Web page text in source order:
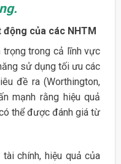
động của các NHTM
trọng trong cả lĩnh vực
sử dụng tối ưu các
đề ra (Worthington,
mạnh rằng hiệu quả
thể được đánh giá từ
chính, hiệu quả của